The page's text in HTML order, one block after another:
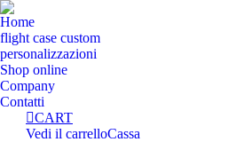
Home
flight case custom
personalizzazioni
Shop online
Company
Contatti
CART
Vedi il carrelloCassa